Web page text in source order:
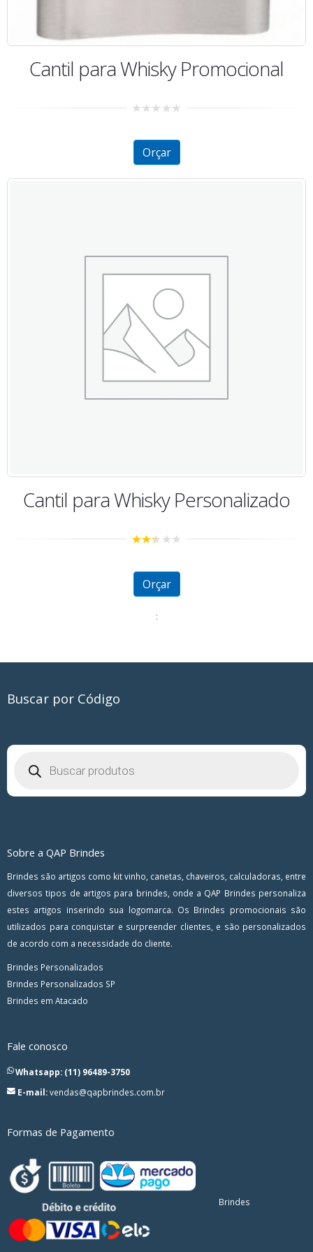
Cantil para Whisky Promocional
of
Orçar
Cantil para Whisky Personalizado
Orçar
:
Buscar por Código
Sobre a QAP Brindes
Brindes são artigos como kit vinho, canetas, chaveiros, calculadoras, entre
diversos tipos de artigos para brindes, onde a QAP Brindes personaliza
estes artigos inserindo sua logomarca. Os Brindes promocionais são
utilizados para conquistar e surpreender clientes, e são personalizados
de acordo com a necessidade do cliente.
Brindes Personalizados
Brindes Personalizados SP
Brindes em Atacado
Fale conosco
Whatsapp: (11) 96489-3750
E-mail:vendas@qapbrindes.com.br
Formas de Pagamento
Brindes